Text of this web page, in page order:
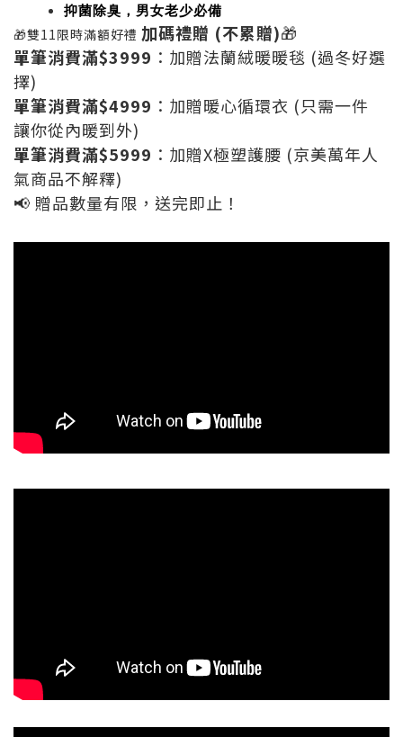
抑菌除臭，男女老少必備
🎁雙11限時滿額好禮 加碼禮贈 (不累贈)🎁
單筆消費滿$3999 ：加贈法蘭絨暖暖毯 (過冬好選
擇)
單筆消費滿$4999 ：加贈暖心循環衣 (只需一件
讓你從內暖到外)
單筆消費滿$5999 ：加贈X極塑護腰 (京美萬年人
氣商品不解釋)
📢 贈品數量有限，送完即止！